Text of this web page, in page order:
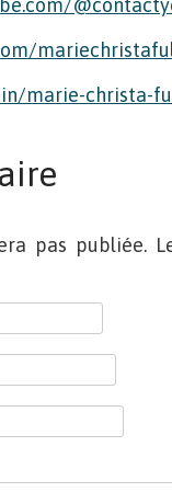
marie-christa-
pas publiée.